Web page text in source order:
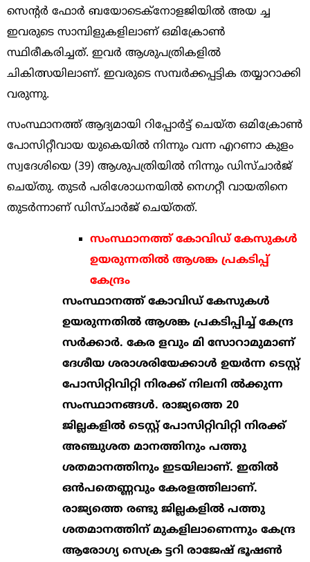
സെന്റര്‍ ഫോര്‍ ബയോടെക്‌നോളജിയില്‍ അയ ച്ച
ഇവരുടെ സാമ്പിളുകളിലാണ് ഒമിക്രോണ്‍
സ്ഥിരീകരിച്ചത്. ഇവര്‍ ആശുപത്രികളില്‍
ചികിത്സയിലാണ്. ഇവരുടെ സമ്പര്‍ക്കപ്പട്ടിക തയ്യാറാക്കി
വരുന്നു.
സംസ്ഥാനത്ത് ആദ്യമായി റിപ്പോര്‍ട്ട് ചെയ്ത ഒമിക്രോണ്‍
പോസിറ്റീവായ യുകെയില്‍ നിന്നും വന്ന എറണാ കുളം
സ്വദേശിയെ (39) ആശുപത്രിയില്‍ നിന്നും ഡിസ്ചാര്‍ജ്
ചെയ്തു. തുടര്‍ പരിശോധനയില്‍ നെഗറ്റീ വായതിനെ
തുടര്‍ന്നാണ് ഡിസ്ചാര്‍ജ് ചെയ്തത്.
സംസ്ഥാനത്ത് കോവിഡ് കേസുകള്‍
ഉയരുന്നതില്‍ ആശങ്ക പ്രകടിപ്പ്
കേന്ദ്രം
സംസ്ഥാനത്ത് കോവിഡ് കേസുകള്‍
ഉയരുന്നതില്‍ ആശങ്ക പ്രകടിപ്പിച്ച് കേന്ദ്ര
സര്‍ക്കാര്‍. കേര ളവും മി സോറാമുമാണ്
ദേശീയ ശരാശരിയേക്കാള്‍ ഉയര്‍ന്ന ടെസ്റ്റ്
പോസിറ്റിവിറ്റി നിരക്ക് നിലനി ല്‍ക്കുന്ന
സംസ്ഥാനങ്ങള്‍. രാജ്യത്തെ 20
ജില്ലകളില്‍ ടെസ്റ്റ് പോസിറ്റിവിറ്റി നിരക്ക്
അഞ്ചുശത മാനത്തിനും പത്തു
ശതമാനത്തിനും ഇടയിലാണ്. ഇതില്‍
ഒന്‍പതെണ്ണവും കേരളത്തിലാണ്.
രാജ്യത്തെ രണ്ടു ജില്ലകളില്‍ പത്തു
ശതമാനത്തിന് മുകളിലാണെന്നും കേന്ദ്ര
ആരോഗ്യ സെക്ര ട്ടറി രാജേഷ് ഭൂഷണ്‍